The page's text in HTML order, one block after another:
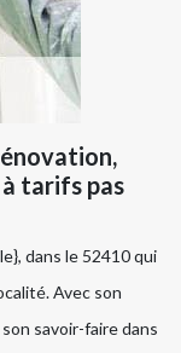
tarifs pas
dans le 52410 qui
Avec son
savoir-faire dans